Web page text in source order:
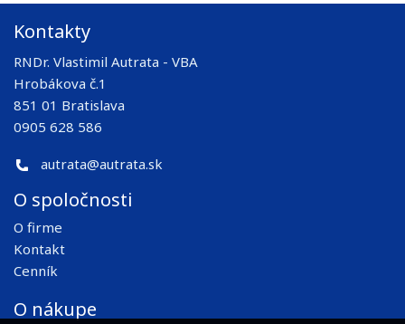
Kontakty
RNDr. Vlastimil Autrata - VBA
Hrobákova č.1
851 01 Bratislava
0905 628 586
autrata@autrata.sk
O spoločnosti
O firme
Kontakt
Cenník
O nákupe